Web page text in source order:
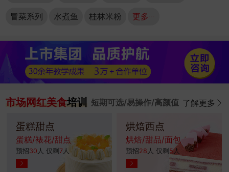
冒菜系列 水煮鱼 桂林米粉 更多···
市场网红美食培训 短期可选/易操作/高颜值 了解更多
蛋糕甜点
蛋糕/裱花/甜点
预招30 人 仅剩7人
烘焙西点
烘焙/甜品/面包
预招28 人 仅剩 5人